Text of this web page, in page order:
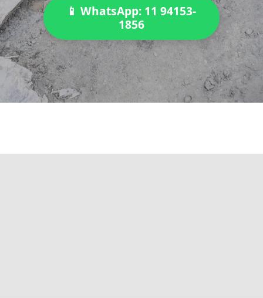
📱 WhatsApp: 11 94153-
1856